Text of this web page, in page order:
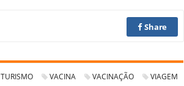
Share
TURISMO VACINA VACINAÇÃO VIAGEM